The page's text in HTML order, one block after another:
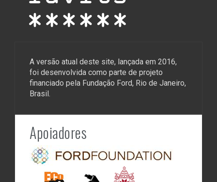
A versão atual deste site, lançada em 2016,
foi desenvolvida como parte de projeto
financiado pela Fundação Ford, Rio de Janeiro,
Brasil.
Apoiadores